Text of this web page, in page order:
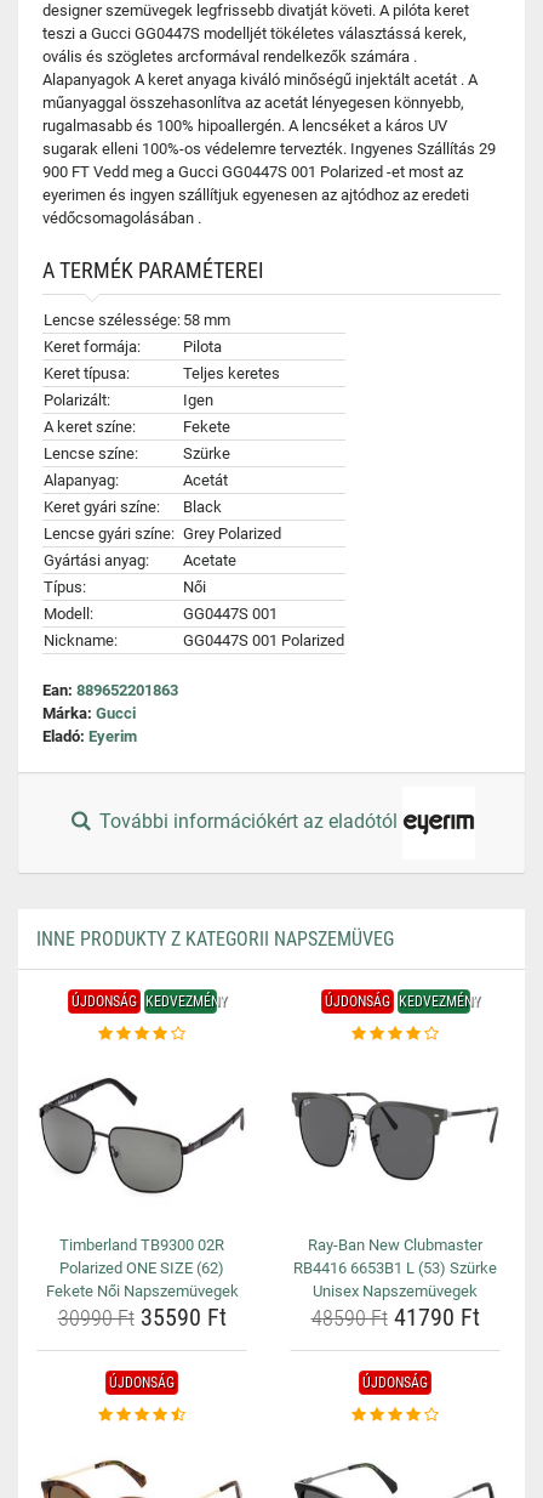
designer szemüvegek legfrissebb divatját követi. A pilóta keret
teszi a Gucci GG0447S modelljét tökéletes választássá kerek,
ovális és szögletes arcformával rendelkezők számára .
Alapanyagok A keret anyaga kiváló minőségű injektált acetát . A
műanyaggal összehasonlítva az acetát lényegesen könnyebb,
rugalmasabb és 100% hipoallergén. A lencséket a káros UV
sugarak elleni 100%-os védelemre tervezték. Ingyenes Szállítás 29
900 FT Vedd meg a Gucci GG0447S 001 Polarized -et most az
eyerimen és ingyen szállítjuk egyenesen az ajtódhoz az eredeti
védőcsomagolásában .
A TERMÉK PARAMÉTEREI
Lencse szélessége: 58 mm
Keret formája:
Pilota
Keret típusa:
Teljes keretes
Polarizált:
Igen
A keret színe:
Fekete
Lencse színe:
Szürke
Alapanyag:
Acetát
Keret gyári színe:
Black
Lencse gyári színe: Grey Polarized
Gyártási anyag:
Acetate
Típus:
Női
Modell:
GG0447S 001
Nickname:
GG0447S 001 Polarized
Ean: 889652201863
Márka: Gucci
Eladó: Eyerim
További információkért az eladótól
INNE PRODUKTY Z KATEGORII NAPSZEMÜVEG
ÚJDONSÁG KEDVEZMÉNY
Timberland TB9300 02R
Polarized ONE SIZE (62)
Fekete Női Napszemüvegek
30990 Ft35590 Ft
ÚJDONSÁG KEDVEZMÉNY
Ray-Ban New Clubmaster
RB4416 6653B1 L (53) Szürke
Unisex Napszemüvegek
48590 Ft41790 Ft
ÚJDONSÁG ÚJDONSÁG